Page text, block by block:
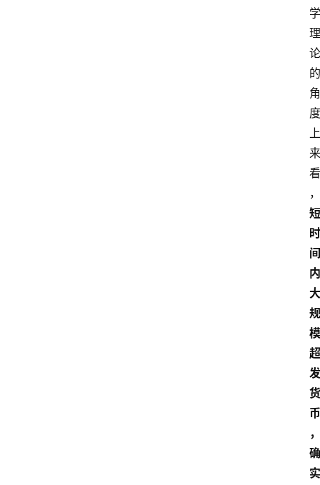
学
理
论
的
角
度
上
来
看
，
短
时
间
内
大
规
模
超
发
货
币
，
确
实